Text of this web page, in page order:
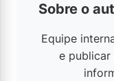
Sobre o
Equipe
e publicar